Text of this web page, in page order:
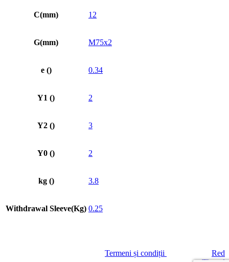
C(mm) 12
G(mm) M75x2
e () 0.34
Y1 () 2
Y2 () 3
Y0 () 2
kg () 3.8
Withdrawal Sleeve(Kg) 0.25
Termeni și condiții
Red